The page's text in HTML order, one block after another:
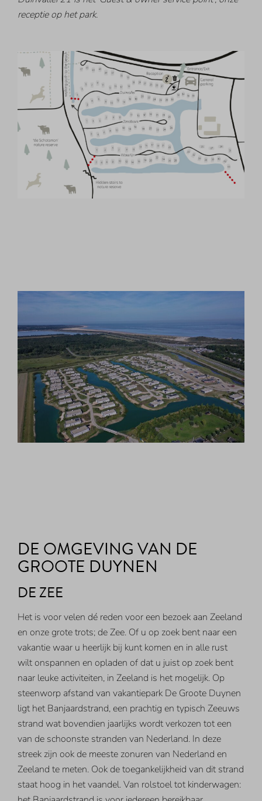
receptie op het park.
DE OMGEVING VAN DE
GROOTE DUYNEN
DE ZEE
Het is voor velen dé reden voor een bezoek aan Zeeland
en onze grote trots; de Zee. Of u op zoek bent naar een
vakantie waar u heerlijk bij kunt komen en in alle rust
wilt onspannen en opladen of dat u juist op zoek bent
naar leuke activiteiten, in Zeeland is het mogelijk. Op
steenworp afstand van vakantiepark De Groote Duynen
ligt het Banjaardstrand, een prachtig en typisch Zeeuws
strand wat bovendien jaarlijks wordt verkozen tot een
van de schoonste stranden van Nederland. In deze
streek zijn ook de meeste zonuren van Nederland en
Zeeland te meten. Ook de toegankelijkheid van dit strand
staat hoog in het vaandel. Van rolstoel tot kinderwagen: